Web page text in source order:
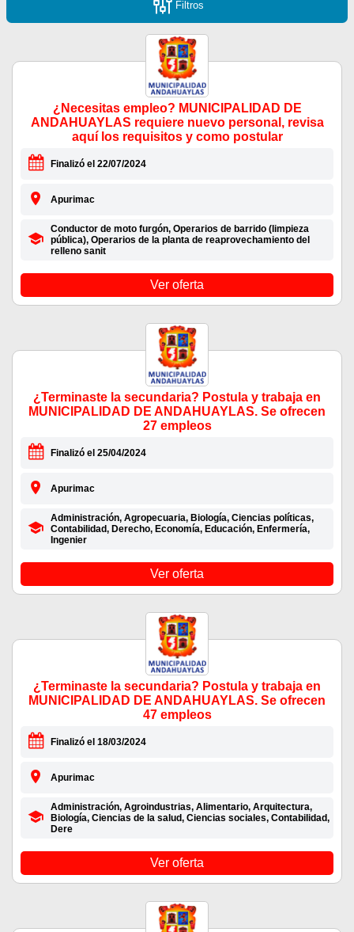
Filtros
¿Necesitas empleo? MUNICIPALIDAD DE
ANDAHUAYLAS requiere nuevo personal, revisa
aquí los requisitos y como postular
Finalizó el 22/07/2024
Apurimac
Conductor de moto furgón, Operarios de barrido (limpieza
pública), Operarios de la planta de reaprovechamiento del
relleno sanit
Ver oferta
¿Terminaste la secundaria? Postula y trabaja en
MUNICIPALIDAD DE ANDAHUAYLAS. Se ofrecen
27 empleos
Finalizó el 25/04/2024
Apurimac
Administración, Agropecuaria, Biología, Ciencias políticas,
Contabilidad, Derecho, Economía, Educación, Enfermería,
Ingenier
Ver oferta
¿Terminaste la secundaria? Postula y trabaja en
MUNICIPALIDAD DE ANDAHUAYLAS. Se ofrecen
47 empleos
Finalizó el 18/03/2024
Apurimac
Administración, Agroindustrias, Alimentario, Arquitectura,
Biología, Ciencias de la salud, Ciencias sociales, Contabilidad,
Dere
Ver oferta